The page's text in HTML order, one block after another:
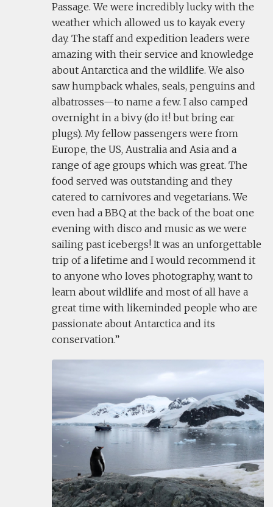
Passage. We were incredibly lucky with the
weather which allowed us to kayak every
day. The staff and expedition leaders were
amazing with their service and knowledge
about Antarctica and the wildlife. We also
saw humpback whales, seals, penguins and
albatrosses—to name a few. I also camped
overnight in a bivy (do it! but bring ear
plugs). My fellow passengers were from
Europe, the US, Australia and Asia and a
range of age groups which was great. The
food served was outstanding and they
catered to carnivores and vegetarians. We
even had a BBQ at the back of the boat one
evening with disco and music as we were
sailing past icebergs! It was an unforgettable
trip of a lifetime and I would recommend it
to anyone who loves photography, want to
learn about wildlife and most of all have a
great time with likeminded people who are
passionate about Antarctica and its
conservation.